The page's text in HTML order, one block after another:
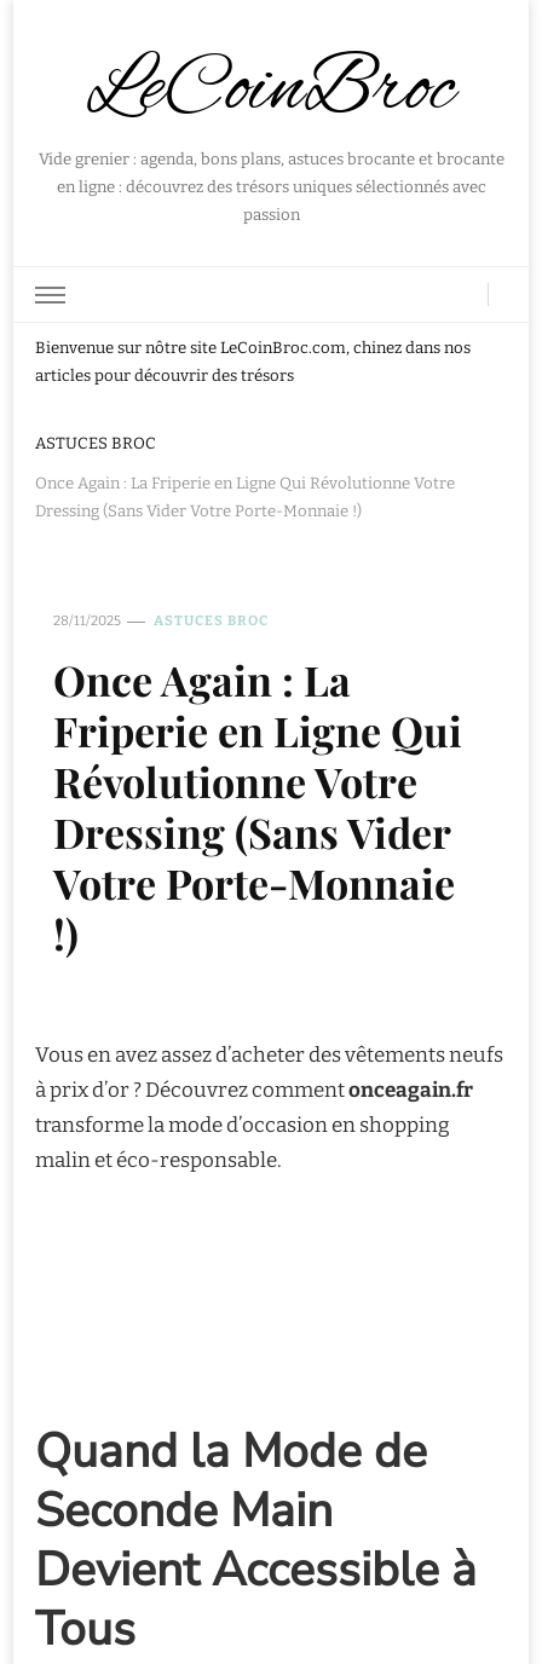
LeCoinBroc
Vide grenier : agenda, bons plans, astuces brocante et brocante
en ligne : découvrez des trésors uniques sélectionnés avec
passion
Bienvenue sur nôtre site LeCoinBroc.com, chinez dans nos
articles pour découvrir des trésors
ASTUCES BROC
Once Again : La Friperie en Ligne Qui Révolutionne Votre
Dressing (Sans Vider Votre Porte-Monnaie !)
28/11/2025 ASTUCES BROC
Once Again : La
Friperie en Ligne Qui
Révolutionne Votre
Dressing (Sans Vider
Votre Porte-Monnaie
!)
Vous en avez assez d’acheter des vêtements neufs
à prix d’or ? Découvrez commentonceagain.fr
transforme la mode d’occasion en shopping
malin et éco-responsable.
Quand la Mode de
Seconde Main
Devient Accessible à
Tous